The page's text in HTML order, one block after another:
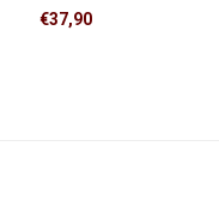
€37,90